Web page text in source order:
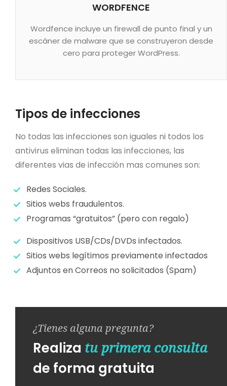
WORDFENCE
Wordfence incluye un firewall de punto final y un
escáner de malware que se construyeron desde
cero para proteger WordPress.
Tipos de infecciones
No todas las infecciones son iguales ni todos los
antivirus eliminan todas las infecciones, las
diferentes vias de infección mas comunes son:
Redes Sociales.
Sitios webs fraudulentos.
Programas “gratuitos” (pero con regalo)
Dispositivos USB/CDs/DVDs infectados.
Sitios webs legítimos previamente infectados
Adjuntos en Correos no solicitados (Spam)
¿Tienes alguna pregunta?
Realiza tu primera consulta
de forma gratuita